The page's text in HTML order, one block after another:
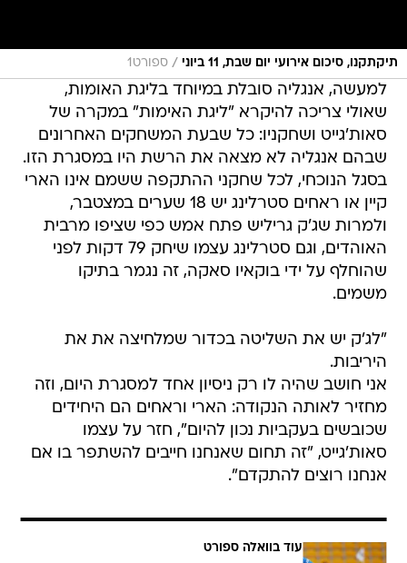
תיקתקנו, סיכום אירועי יום שבת, 11 ביוני / ספורט1
למעשה, אנגליה סובלת במיוחד בליגת האומות,
שאולי צריכה להיקרא "ליגת האימות" במקרה של
סאות'גייט ושחקניו: כל שבעת המשחקים האחרונים
שבהם אנגליה לא מצאה את הרשת היו במסגרת הזו.
בסגל הנוכחי, לכל שחקני ההתקפה ששמם אינו הארי
קיין או ראחים סטרלינג יש 18 שערים במצטבר,
ולמרות שג'ק גריליש פתח אמש כפי שציפו מרבית
האוהדים, וגם סטרלינג עצמו שיחק 79 דקות לפני
שהוחלף על ידי בוקאיו סאקה, זה נגמר בתיקו
משמים.
"לג'ק יש את השליטה בכדור שמלחיצה את את
היריבות.
אני חושב שהיה לו רק ניסיון אחד למסגרת היום, וזה
מחזיר לאותה הנקודה: הארי וראחים הם היחידים
שכובשים בעקביות נכון להיום", חזר על עצמו
סאות'גייט, "זה תחום שאנחנו חייבים להשתפר בו אם
אנחנו רוצים להתקדם".
עוד בוואלה ספורט